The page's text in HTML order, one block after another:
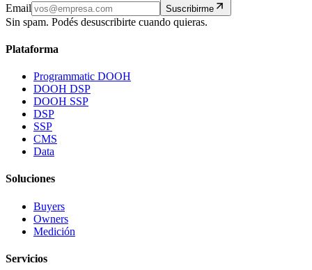
Email Suscribirme
Sin spam. Podés desuscribirte cuando quieras.
Plataforma
Programmatic DOOH
DOOH DSP
DOOH SSP
DSP
SSP
CMS
Data
Soluciones
Buyers
Owners
Medición
Servicios